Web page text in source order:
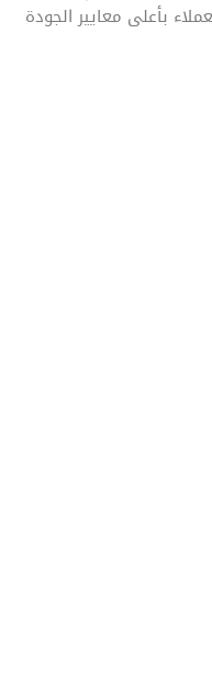
بأعلى معايير الجودة